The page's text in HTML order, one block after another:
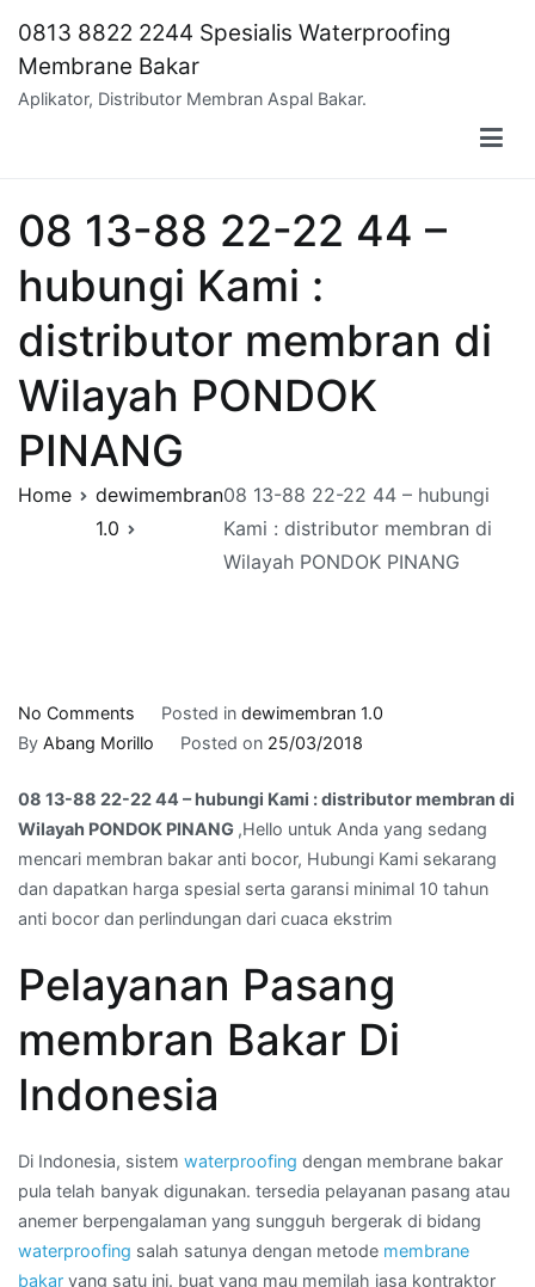
content
0813 8822 2244 Spesialis Waterproofing
Membrane Bakar
Aplikator, Distributor Membran Aspal Bakar.
08 13-88 22-22 44 –
hubungi Kami :
distributor membran di
Wilayah PONDOK
PINANG
Home
dewimembran
1.0
08 13-88 22-22 44 – hubungi
Kami : distributor membran di
Wilayah PONDOK PINANG
No Comments
08
88
22-
22
44
–
Kami
distributor
di
PONDOK
PINANG
Posted in dewimembran 1.0
By Abang Morillo Posted on 25/03/2018
08 13-88 22-22 44 – hubungi Kami : distributor membran di
Wilayah PONDOK PINANG ,Hello untuk Anda yang sedang
mencari membran bakar anti bocor, Hubungi Kami sekarang
dan dapatkan harga spesial serta garansi minimal 10 tahun
anti bocor dan perlindungan dari cuaca ekstrim
Pelayanan Pasang
membran Bakar Di
Indonesia
Di Indonesia, sistem waterproofing dengan membrane bakar
pula telah banyak digunakan. tersedia pelayanan pasang atau
anemer berpengalaman yang sungguh bergerak di bidang
waterproofing salah satunya dengan metode membrane
bakar yang satu ini. buat yang mau memilah jasa kontraktor